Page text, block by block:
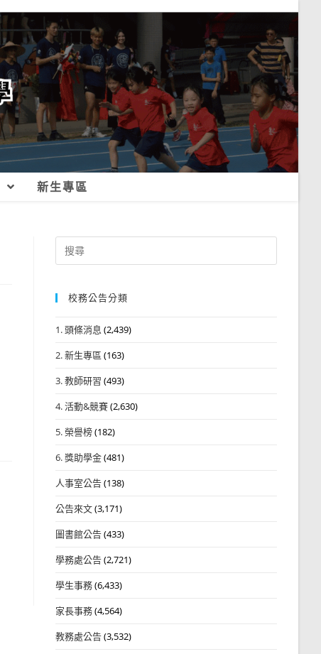
新生專區
Search
for:
校務公告分類
1. 頭條消息 (2,439)
2. 新生專區 (163)
3. 教師研習 (493)
4. 活動&競賽(2,630)
5. 榮譽榜(182)
6. 獎助學金(481)
人事室公告(138)
公告來文(3,171)
圖書館公告(433)
學務處公告(2,721)
學生事務(6,433)
家長事務(4,564)
教務處公告(3,532)